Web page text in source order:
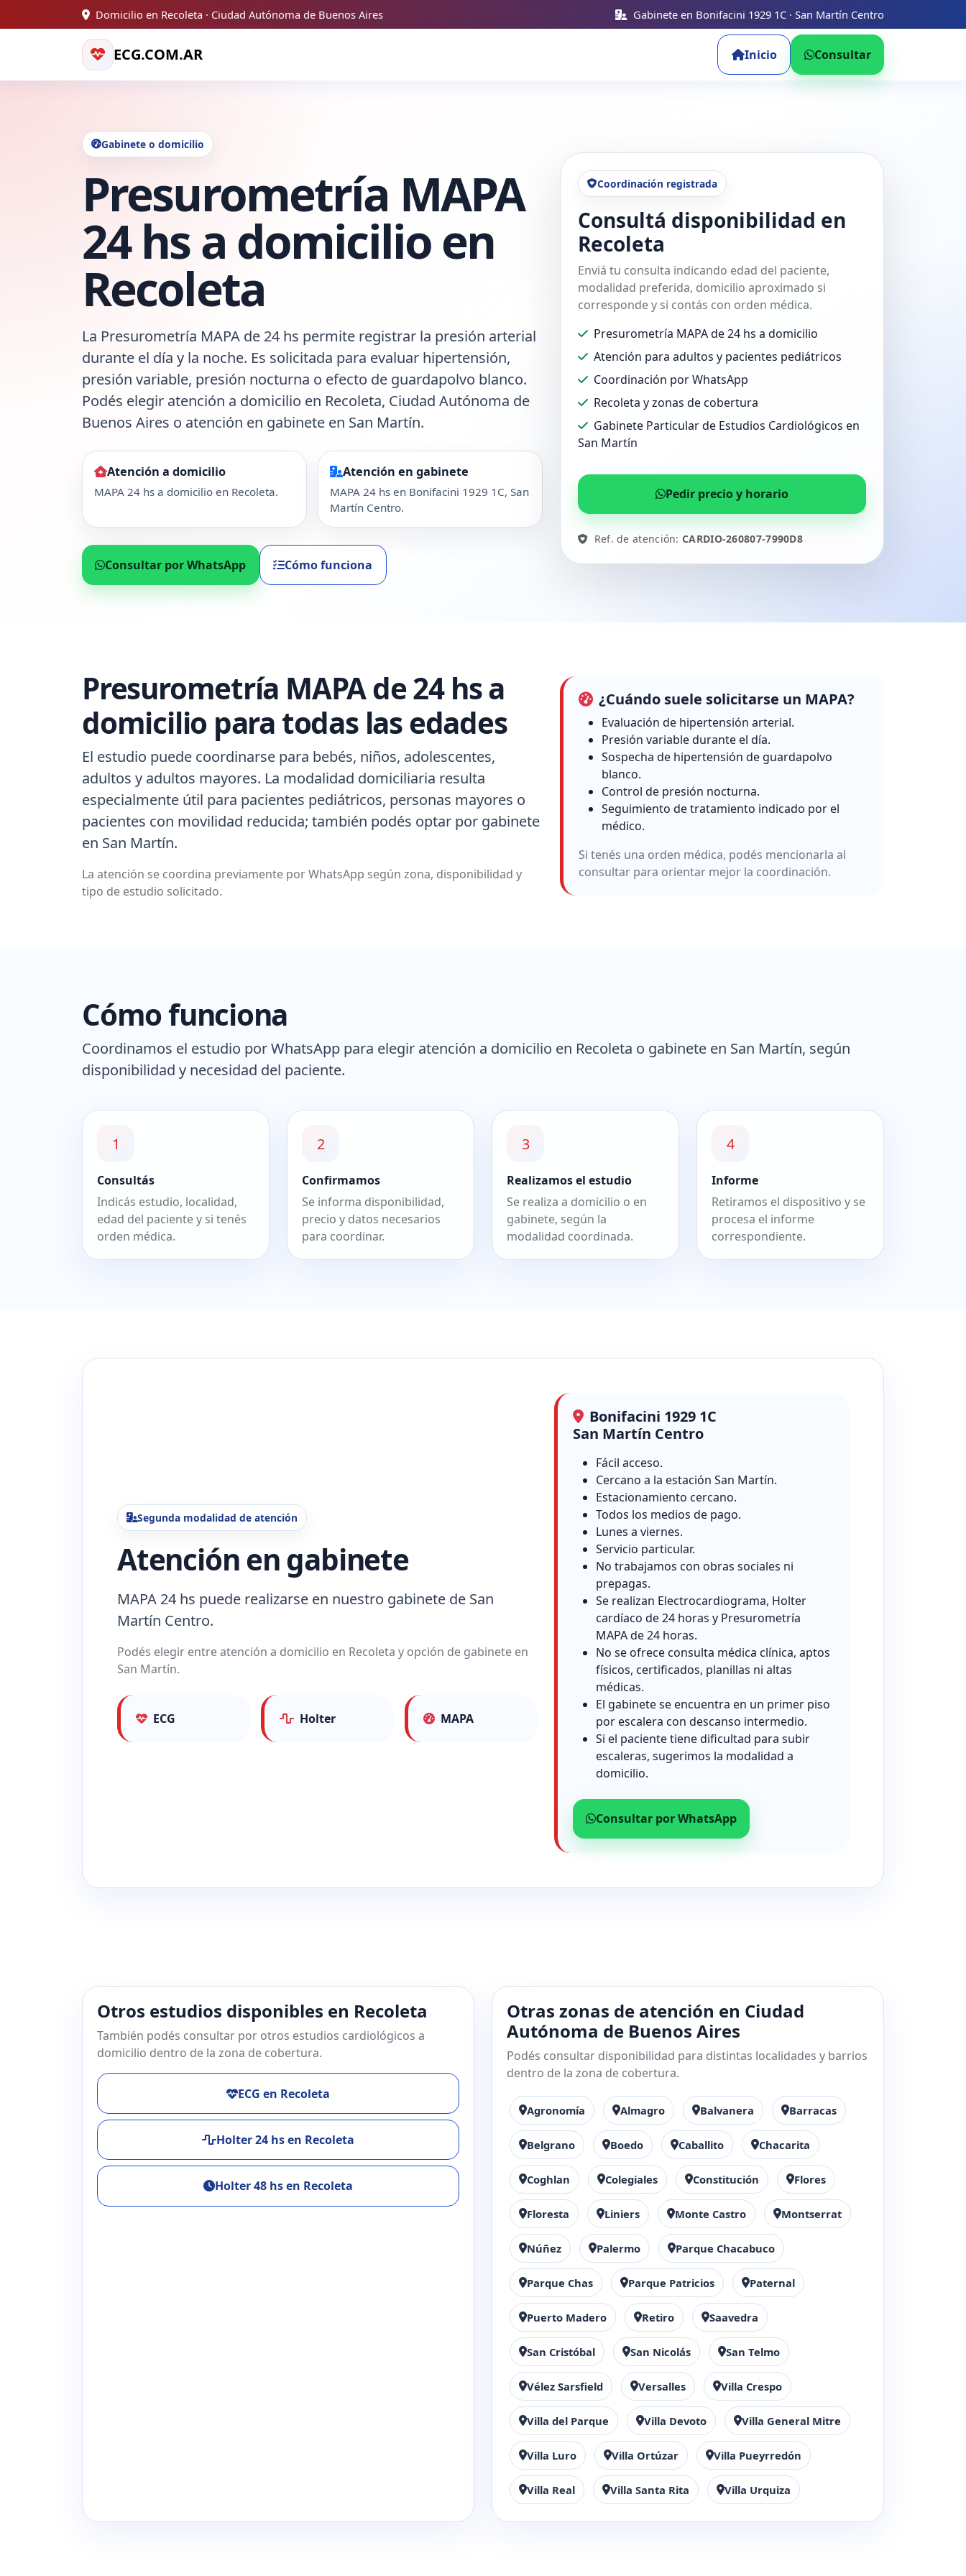
Domicilio en Recoleta · Ciudad Autónoma de Buenos Aires Gabinete en Bonifacini 1929 1C · San Martín Centro
ECG.COM.AR Inicio Consultar
Gabinete o domicilio
Presurometría MAPA
24 hs a domicilio en
Recoleta
La Presurometría MAPA de 24 hs permite registrar la presión arterial
durante el día y la noche. Es solicitada para evaluar hipertensión,
presión variable, presión nocturna o efecto de guardapolvo blanco.
Podés elegir atención a domicilio en Recoleta, Ciudad Autónoma de
Buenos Aires o atención en gabinete en San Martín.
Atención a domicilio
MAPA 24 hs a domicilio en Recoleta.
Atención en gabinete
MAPA 24 hs en Bonifacini 1929 1C, San
Martín Centro.
Consultar por WhatsApp Cómo funciona
Coordinación registrada
Consultá disponibilidad en
Recoleta
Enviá tu consulta indicando edad del paciente,
modalidad preferida, domicilio aproximado si
corresponde y si contás con orden médica.
Presurometría MAPA de 24 hs a domicilio
Atención para adultos y pacientes pediátricos
Coordinación por WhatsApp
Recoleta y zonas de cobertura
Gabinete Particular de Estudios Cardiológicos en
San Martín
Pedir precio y horario
Ref. de atención:CARDIO-260807-7990D8
Presurometría MAPA de 24 hs a
domicilio para todas las edades
El estudio puede coordinarse para bebés, niños, adolescentes,
adultos y adultos mayores. La modalidad domiciliaria resulta
especialmente útil para pacientes pediátricos, personas mayores o
pacientes con movilidad reducida; también podés optar por gabinete
en San Martín.
La atención se coordina previamente por WhatsApp según zona, disponibilidad y
tipo de estudio solicitado.
¿Cuándo suele solicitarse un MAPA?
Evaluación de hipertensión arterial.
Presión variable durante el día.
Sospecha de hipertensión de guardapolvo
blanco.
Control de presión nocturna.
Seguimiento de tratamiento indicado por el
médico.
Si tenés una orden médica, podés mencionarla al
consultar para orientar mejor la coordinación.
Cómo funciona
Coordinamos el estudio por WhatsApp para elegir atención a domicilio en Recoleta o gabinete en San Martín, según
disponibilidad y necesidad del paciente.
1
Consultás
Indicás estudio, localidad,
edad del paciente y si tenés
orden médica.
2
Confirmamos
Se informa disponibilidad,
precio y datos necesarios
para coordinar.
3
Realizamos el estudio
Se realiza a domicilio o en
gabinete, según la
modalidad coordinada.
4
Informe
Retiramos el dispositivo y se
procesa el informe
correspondiente.
Segunda modalidad de atención
Atención en gabinete
MAPA 24 hs puede realizarse en nuestro gabinete de San
Martín Centro.
Podés elegir entre atención a domicilio en Recoleta y opción de gabinete en
San Martín.
ECG Holter MAPA
Bonifacini 1929 1C
San Martín Centro
Fácil acceso.
Cercano a la estación San Martín.
Estacionamiento cercano.
Todos los medios de pago.
Lunes a viernes.
Servicio particular.
No trabajamos con obras sociales ni
prepagas.
Se realizan Electrocardiograma, Holter
cardíaco de 24 horas y Presurometría
MAPA de 24 horas.
No se ofrece consulta médica clínica, aptos
físicos, certificados, planillas ni altas
médicas.
El gabinete se encuentra en un primer piso
por escalera con descanso intermedio.
Si el paciente tiene dificultad para subir
escaleras, sugerimos la modalidad a
domicilio.
Consultar por WhatsApp
Otros estudios disponibles en Recoleta
También podés consultar por otros estudios cardiológicos a
domicilio dentro de la zona de cobertura.
ECG en Recoleta
Holter 24 hs en Recoleta
Holter 48 hs en Recoleta
Otras zonas de atención en Ciudad
Autónoma de Buenos Aires
Podés consultar disponibilidad para distintas localidades y barrios
dentro de la zona de cobertura.
Agronomía Almagro Balvanera Barracas
Belgrano Boedo Caballito Chacarita
Coghlan Colegiales Constitución Flores
Floresta Liniers Monte Castro Montserrat
Núñez Palermo Parque Chacabuco
Parque Chas Parque Patricios Paternal
Puerto Madero Retiro Saavedra
San Cristóbal San Nicolás San Telmo
Vélez Sarsfield Versalles Villa Crespo
Villa del Parque Villa Devoto Villa General Mitre
Villa Luro Villa Ortúzar Villa Pueyrredón
Villa Real Villa Santa Rita Villa Urquiza